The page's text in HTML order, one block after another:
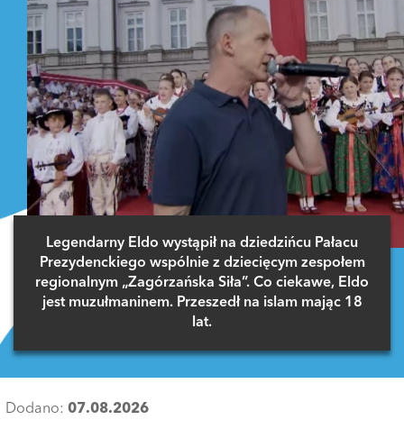
Legendarny Eldo wystąpił na dziedzińcu Pałacu
Prezydenckiego wspólnie z dziecięcym zespołem
regionalnym „Zagórzańska Siła”. Co ciekawe, Eldo
jest muzułmaninem. Przeszedł na islam mając 18
lat.
Dodano: 07.08.2026